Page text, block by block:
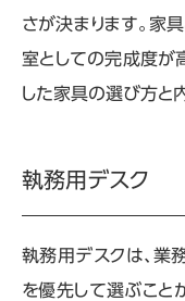
さが決まります。家
室としての完成度が
した家具の選び方と
執務用デスク
執務用デスクは、業
を優先して選ぶこと